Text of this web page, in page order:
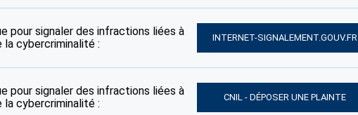
pour signaler des infractions liées à
cybercriminalité :
INTERNET-SIGNALEMENT.GOUV.FR
pour signaler des infractions liées à
cybercriminalité :
CNIL - DÉPOSER UNE PLAINTE